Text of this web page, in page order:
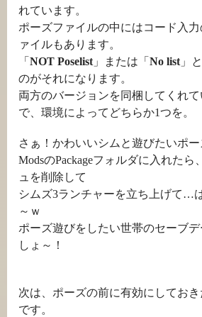
れています。
ポーズファイルの中にはコード入
ァイルもあります。
「 NOT Poselist 」または「 No list 」
のがそれになります。
両方のバージョンを同梱してくれ
で、環境によってどちらか1つを。
さぁ！かわいいシムと遊びたいポ
ModsのPackageフォルダに入れたら
ュを削除して
シムズ3ランチャーを立ち上げて…
～ｗ
ポーズ遊びをしたい世帯のセーブ
しょ～！
次は、ポーズの前に有効にしておき
です。